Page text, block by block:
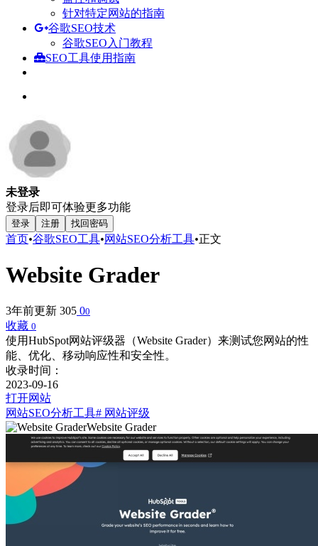
针对特定网站的指南
谷歌SEO技术
谷歌SEO入门教程
SEO工具使用指南
未登录
登录后即可体验更多功能
登录 注册 找回密码
首页•谷歌SEO工具•网站SEO分析工具•正文
Website Grader
3年前更新 305 00
收藏 0
使用HubSpot网站评级器（Website Grader）来测试您网站的性
能、优化、移动响应性和安全性。
收录时间：
2023-09-16
打开网站
网站SEO分析工具# 网站评级
Website Grader